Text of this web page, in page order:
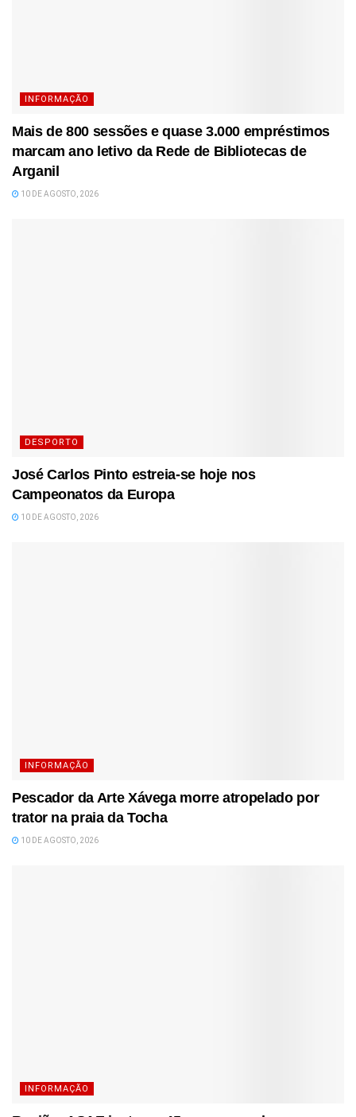
INFORMAÇÃO
Mais de 800 sessões e quase 3.000 empréstimos
marcam ano letivo da Rede de Bibliotecas de
Arganil
10 DE AGOSTO, 2026
DESPORTO
José Carlos Pinto estreia-se hoje nos
Campeonatos da Europa
10 DE AGOSTO, 2026
INFORMAÇÃO
Pescador da Arte Xávega morre atropelado por
trator na praia da Tocha
10 DE AGOSTO, 2026
INFORMAÇÃO